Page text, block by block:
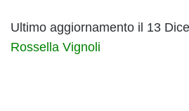
Ultimo aggiornamento il 13
Rossella Vignoli